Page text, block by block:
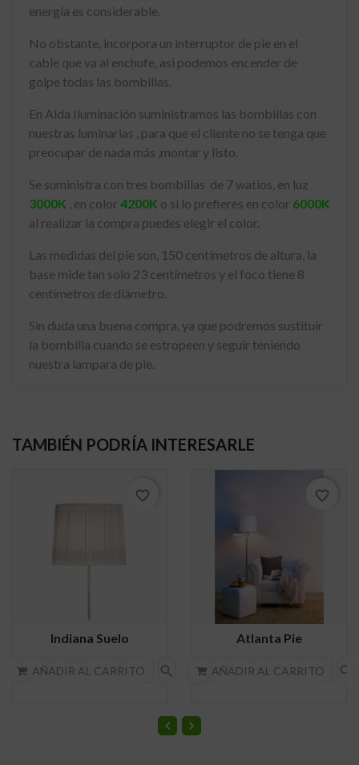
energía es considerable.
No obstante, incorpora un interruptor de pie en el
cable que va al enchufe, asi podemos encender de
golpe todas las bombillas.
En Alda Iluminación suministramos las bombillas con
nuestras luminarias , para que el cliente no se tenga que
preocupar de nada más ,montar y listo.
Se suministra con tres bombillas de 7 watios, en luz
3000K , en color 4200K o si lo prefieres en color 6000K
al realizar la compra puedes elegir el color.
Las medidas del pie son, 150 centímetros de altura, la
base mide tan solo 23 centímetros y el foco tiene 8
centímetros de diámetro.
Sin duda una buena compra, ya que podremos sustituir
la bombilla cuando se estropeen y seguir teniendo
nuestra lampara de pie.
TAMBIÉN PODRÍA INTERESARLE
Indiana Suelo
AÑADIR AL CARRITO search
favorite_border
Atlanta Pie
AÑADIR AL CARRITO search
favorite_border